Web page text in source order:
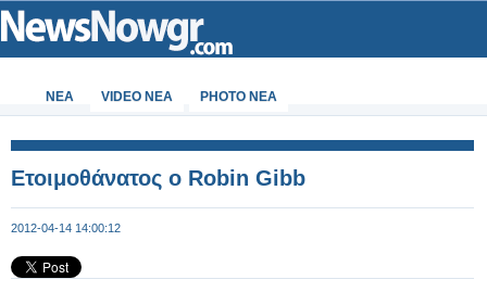
ΝΕΑ VIDEO NEA PHOTO NEA
Ετοιμοθάνατος ο Robin Gibb
2012-04-14 14:00:12